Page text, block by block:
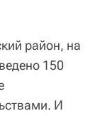
район, на
150
И